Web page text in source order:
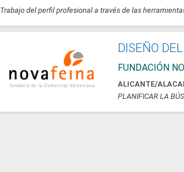
Trabajo del perfil profesional a través de las
DISEÑO
FUNDACIÓN
ALICANTE/
PLANIFICAR LA